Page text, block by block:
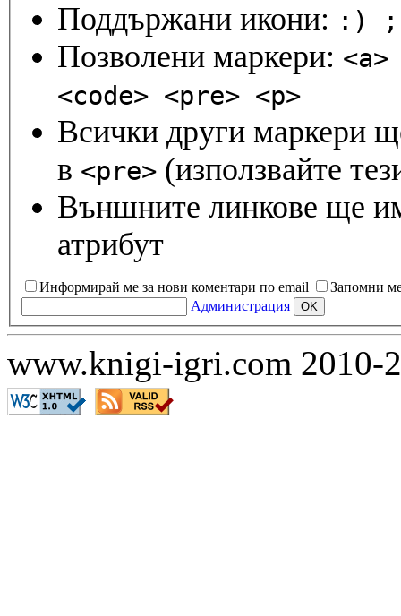
Поддържани икони:
Позволени маркери:
<code> <pre> <p>
Всички други маркери
в <pre> (използвайте
Външните линкове ще
атрибут
Информирай ме за нови коментари по email
Запомни
Администрация
www.knigi-igri.com 2010-